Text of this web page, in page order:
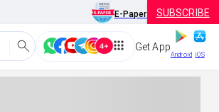
E-Paper SUBSCRIBE
Get App
Android iOS